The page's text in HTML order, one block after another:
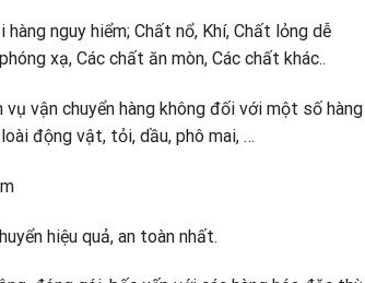
nguy hiểm; Chất nổ, Khí, Chất lỏng dễ
xạ, Các chất ăn mòn, Các chất khác..
vận chuyển hàng không đối với một số hàng
động vật, tỏi, dầu, phô mai, …
hiệu quả, an toàn nhất.